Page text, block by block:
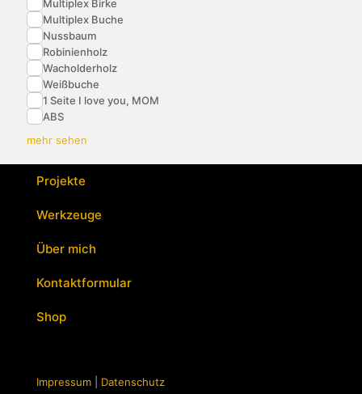
Multiplex Birke
Multiplex Buche
Nussbaum
Robinienholz
Wacholderholz
Weißbuche
1 Seite I love you, MOM
ABS
mehr sehen
Projekte
Werkzeuge
Über mich
Kontaktformular
Shop
Impressum Datenschutz